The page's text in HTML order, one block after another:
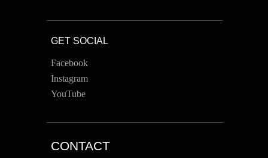
GET SOCIAL
Facebook
Instagram
YouTube
CONTACT